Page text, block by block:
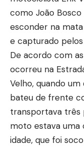
como João Bosco
esconder na
e capturado pelos
De acordo com
ocorreu na
Velho, quando
bateu de frente
transportava três
moto estava uma
idade, que foi